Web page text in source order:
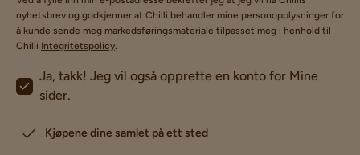
nyhetsbrev og godkjenner at Chilli behandler mine personopplysninger for
å kunde sende meg markedsføringsmateriale tilpasset meg i henhold til
Chilli Integritetspolicy.
Ja, takk! Jeg vil også opprette en konto for Mine
sider.
Kjøpene dine samlet på ett sted